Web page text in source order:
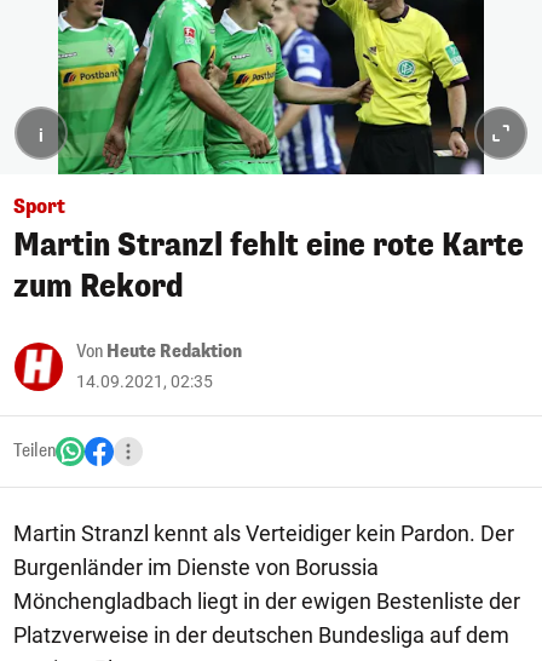
i
Sport
Martin Stranzl fehlt eine rote Karte
zum Rekord
Von Heute Redaktion
14.09.2021, 02:35
Teilen
Martin Stranzl kennt als Verteidiger kein Pardon. Der
Burgenländer im Dienste von Borussia
Mönchengladbach liegt in der ewigen Bestenliste der
Platzverweise in der deutschen Bundesliga auf dem